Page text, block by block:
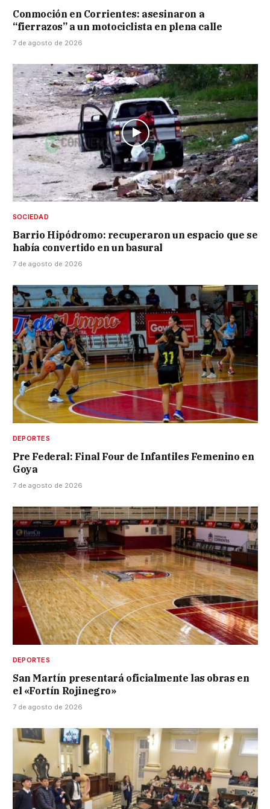
Conmoción en Corrientes: asesinaron a
“fierrazos” a un motociclista en plena calle
7 de agosto de 2026
SOCIEDAD
Barrio Hipódromo: recuperaron un espacio que se
había convertido en un basural
7 de agosto de 2026
DEPORTES
Pre Federal: Final Four de Infantiles Femenino en
Goya
7 de agosto de 2026
DEPORTES
San Martín presentará oficialmente las obras en
el «Fortín Rojinegro»
7 de agosto de 2026